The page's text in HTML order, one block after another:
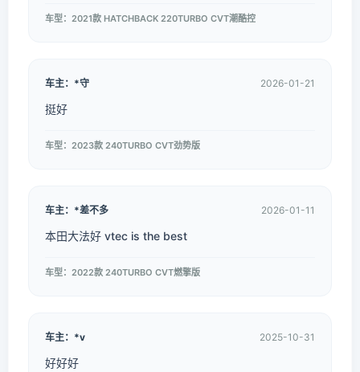
车型：2021款 HATCHBACK 220TURBO CVT潮酷控
车主：*守 2026-01-21
挺好
车型：2023款 240TURBO CVT劲势版
车主：*差不多 2026-01-11
本田大法好 vtec is the best
车型：2022款 240TURBO CVT燃擎版
车主：*v 2025-10-31
好好好